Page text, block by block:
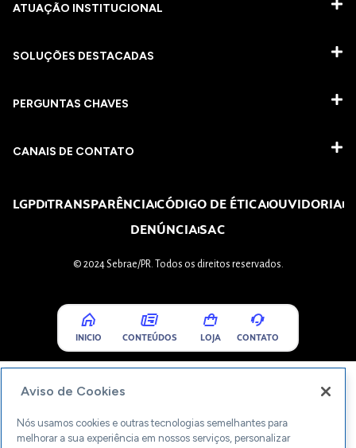
ATUAÇÃO INSTITUCIONAL
SOLUÇÕES DESTACADAS
PERGUNTAS CHAVES​
CANAIS DE CONTATO
LGPDTRANSPARÊNCIACÓDIGO DE ÉTICAOUVIDORIA
DENÚNCIASAC
© 2024 Sebrae/PR. Todos os direitos reservados.
INICIO CONTEÚDOS LOJA CONTATO
Aviso de Cookies
Nós usamos cookies e outras tecnologias semelhantes para
melhorar a sua experiência em nossos serviços, personalizar